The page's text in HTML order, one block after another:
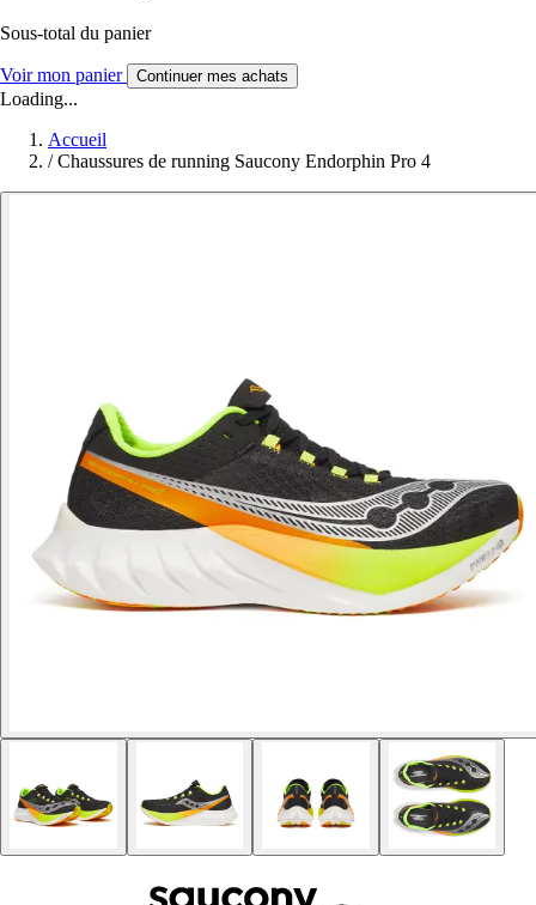
Sous-total du panier
Voir mon panier Continuer mes achats
Loading...
Accueil
/ Chaussures de running Saucony Endorphin Pro 4